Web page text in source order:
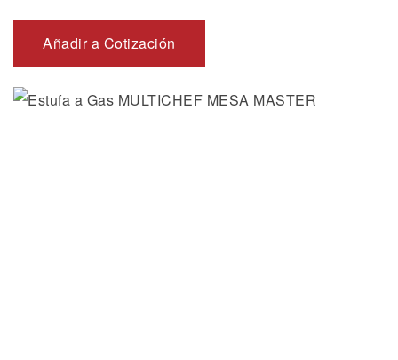
Añadir a Cotización